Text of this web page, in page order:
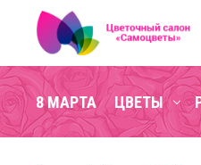
8 МАРТА ЦВЕТЫ